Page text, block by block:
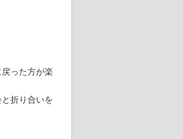
った方が楽
折り合いを